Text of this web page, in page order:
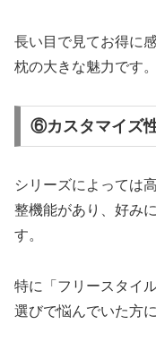
長い目で見てお得に
枕の大きな魅力です。
⑥カスタマイズ
シリーズによっては
整機能があり、好み
す。
特に「フリースタイ
選びで悩んでいた方